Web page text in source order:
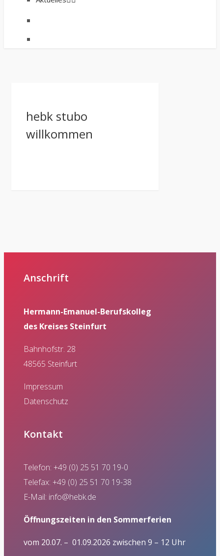
hebk stubo
willkommen
Anschrift
Hermann-Emanuel-Berufskolleg
des Kreises Steinfurt
Bahnhofstr. 28
48565 Steinfurt
Impressum
Datenschutz
Kontakt
Telefon: +49 (0) 25 51 70 19-0
Telefax: +49 (0) 25 51 70 19-38
E-Mail: info@hebk.de
Öffnungszeiten in den Sommerferien
vom 20.07. – 01.09.2026 zwischen 9 – 12 Uhr